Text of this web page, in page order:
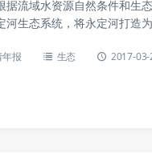
据流域水资源自然条件和生
河生态系统，将永定河打造
报 生态 2017-03-